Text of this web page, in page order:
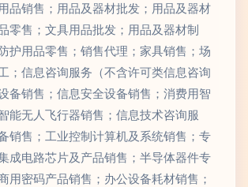
品销售；用品及器材批发；用品及器材
零售；文具用品批发；用品及器材制
护用品零售；销售代理；家具销售；场
；信息咨询服务（不含许可类信息咨询
备销售；信息安全设备销售；消费用智
能无人飞行器销售；信息技术咨询服
销售；工业控制计算机及系统销售；专
成电路芯片及产品销售；半导体器件专
用密码产品销售；办公设备耗材销售；